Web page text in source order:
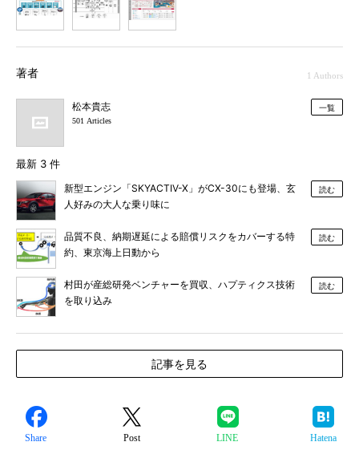
著者 1 Authors
松本貴志
501 Articles
一覧
最新 3 件
新型エンジン「SKYACTIV-X」がCX-30にも登場、玄
人好みの大人な乗り味に
読む
品質不良、納期遅延による賠償リスクをカバーする特
約、東京海上日動から
読む
村田が産総研発ベンチャーを買収、ハプティクス技術
を取り込み
読む
記事を見る
Share Post LINE Hatena